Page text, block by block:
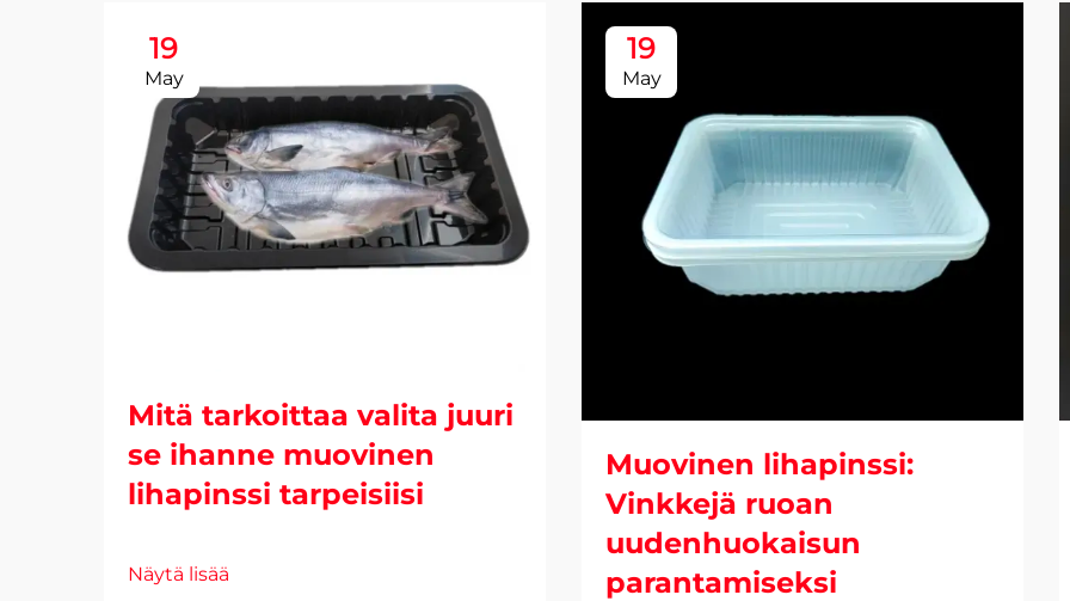
19
May
Mitä tarkoittaa valita juuri
se ihanne muovinen
lihapinssi tarpeisiisi
Näytä lisää
19
May
Muovinen lihapinssi:
Vinkkejä ruoan
uudenhuokaisun
parantamiseksi